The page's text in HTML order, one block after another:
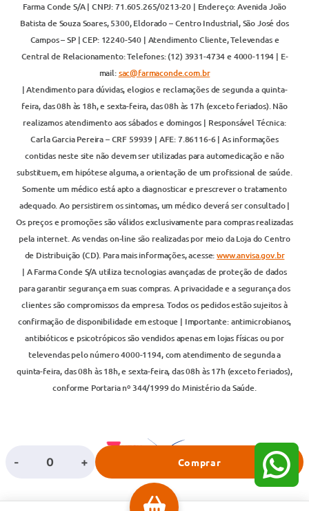
- + Comprar
Farma Conde S/A | CNPJ: 71.605.265/0213-20 | Endereço: Avenida João
Batista de Souza Soares, 5300, Eldorado – Centro Industrial, São José dos
Campos – SP | CEP: 12240-540 | Atendimento Cliente, Televendas e
Central de Relacionamento: Telefones: (12) 3931-4734 e 4000-1194 | E-
mail:sac@farmaconde.com.br
| Atendimento para dúvidas, elogios e reclamações de segunda a quinta-
feira, das 08h às 18h, e sexta-feira, das 08h às 17h (exceto feriados). Não
realizamos atendimento aos sábados e domingos | Responsável Técnica:
Carla Garcia Pereira – CRF 59939 | AFE: 7.86116-6 | As informações
contidas neste site não devem ser utilizadas para automedicação e não
substituem, em hipótese alguma, a orientação de um profissional de saúde.
Somente um médico está apto a diagnosticar e prescrever o tratamento
adequado. Ao persistirem os sintomas, um médico deverá ser consultado |
Os preços e promoções são válidos exclusivamente para compras realizadas
pela internet. As vendas on-line são realizadas por meio da Loja do Centro
de Distribuição (CD). Para mais informações, acesse:www.anvisa.gov.br
| A Farma Conde S/A utiliza tecnologias avançadas de proteção de dados
para garantir segurança em suas compras. A privacidade e a segurança dos
clientes são compromissos da empresa. Todos os pedidos estão sujeitos à
confirmação de disponibilidade em estoque | Importante: antimicrobianos,
antibióticos e psicotrópicos são vendidos apenas em lojas físicas ou por
televendas pelo número 4000-1194, com atendimento de segunda a
quinta-feira, das 08h às 18h, e sexta-feira, das 08h às 17h (exceto feriados),
conforme Portaria nº 344/1999 do Ministério da Saúde.